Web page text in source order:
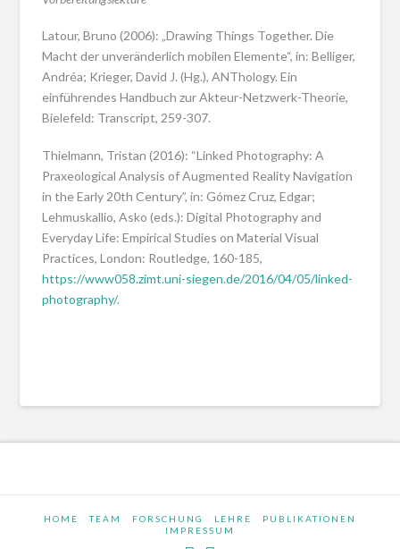
Latour, Bruno (2006): „Drawing Things Together. Die
Macht der unveränderlich mobilen Elemente“, in: Belliger,
Andréa; Krieger, David J. (Hg.), ANThology. Ein
einführendes Handbuch zur Akteur-Netzwerk-Theorie,
Bielefeld: Transcript, 259-307.
Thielmann, Tristan (2016): “Linked Photography: A
Praxeological Analysis of Augmented Reality Navigation
in the Early 20th Century”, in: Gómez Cruz, Edgar;
Lehmuskallio, Asko (eds.): Digital Photography and
Everyday Life: Empirical Studies on Material Visual
Practices, London: Routledge, 160-185,
https://www058.zimt.uni-siegen.de/2016/04/05/linked-
photography/.
HOME TEAM FORSCHUNG LEHRE
PUBLIKATIONEN
IMPRESSUM